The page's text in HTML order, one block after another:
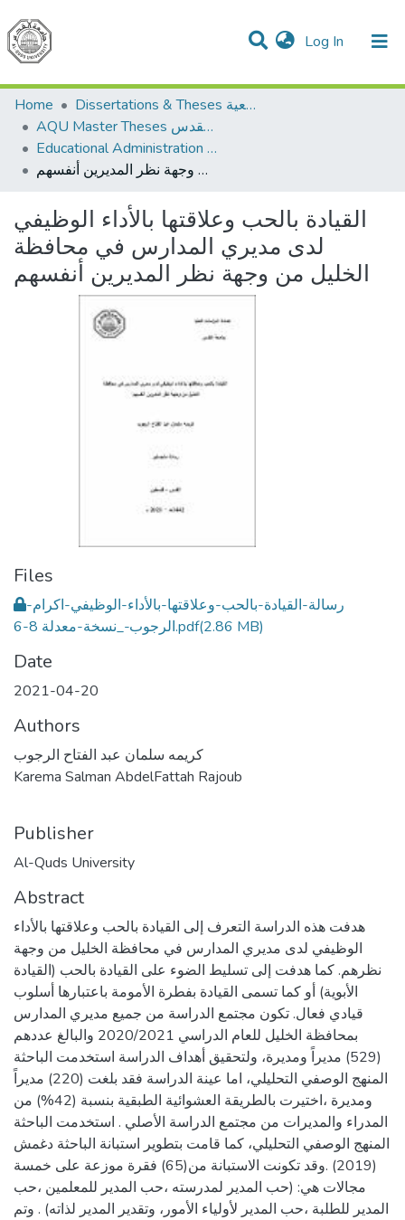
Log In (current)
Communities & Collections
All of DSpace
Home
Dissertations & Theses الرسائل الجامعية
AQU Master Theses الرسائل الجامعية الخاصة بجامعة القدس
Educational Administration الادارة التربوية
القيادة بالحب وعلاقتها بالأداء الوظيفي لدى مديري المدارس في محافظة الخليل من وجهة نظر المديرين أنفسهم
القيادة بالحب وعلاقتها بالأداء الوظيفي
لدى مديري المدارس في محافظة
الخليل من وجهة نظر المديرين أنفسهم
Files
رسالة-القيادة-بالحب-وعلاقتها-بالأداء-الوظيفي-اكرام-
الرجوب-_نسخة-معدلة 8-6.pdf(2.86 MB)
Date
2021-04-20
Authors
كريمه سلمان عبد الفتاح الرجوب
Karema Salman AbdelFattah Rajoub
Publisher
Al-Quds University
Abstract
هدفت هذه الدراسة التعرف إلى القيادة بالحب وعلاقتها بالأداء
الوظيفي لدى مديري المدارس في محافظة الخليل من وجهة
نظرهم. كما هدفت إلى تسليط الضوء على القيادة بالحب (القيادة
الأبوية) أو كما تسمى القيادة بفطرة الأمومة باعتبارها أسلوب
قيادي فعال. تكون مجتمع الدراسة من جميع مديري المدارس
بمحافظة الخليل للعام الدراسي 2020/2021 والبالغ عددهم
(529) مديراً ومديرة، ولتحقيق أهداف الدراسة استخدمت الباحثة
المنهج الوصفي التحليلي، اما عينة الدراسة فقد بلغت (220) مديراً
ومديرة ،اختيرت بالطريقة العشوائية الطبقية بنسبة (42%) من
المدراء والمديرات من مجتمع الدراسة الأصلي . استخدمت الباحثة
المنهج الوصفي التحليلي، كما قامت بتطوير استبانة الباحثة دغمش
(2019) .وقد تكونت الاستبانة من(65) فقرة موزعة على خمسة
مجالات هي: (حب المدير لمدرسته ،حب المدير للمعلمين ،حب
المدير للطلبة ،حب المدير لأولياء الأمور، وتقدير المدير لذاته) . وتم